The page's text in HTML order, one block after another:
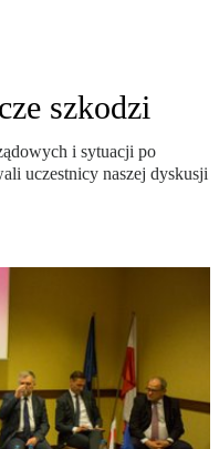
szkodzi
i sytuacji po
uczestnicy naszej dyskusji